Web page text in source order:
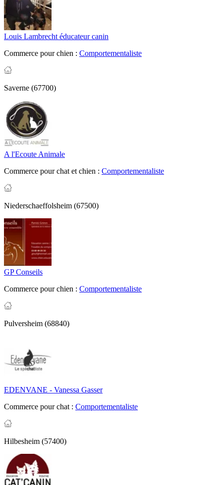
Louis Lambrecht éducateur canin
Commerce pour chien : Comportementaliste
Saverne (67700)
A l'Ecoute Animale
Commerce pour chat et chien : Comportementaliste
Niederschaeffolsheim (67500)
GP Conseils
Commerce pour chien : Comportementaliste
Pulversheim (68840)
EDENVANE - Vanessa Gasser
Commerce pour chat : Comportementaliste
Hilbesheim (57400)